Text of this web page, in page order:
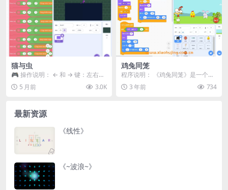
猫与虫
🎮 操作说明： ← 和 → 键：左右移
动 Z 键：跳跃 组合 ← → ↑ ↓ 键...
5 月前 3.0K
鸡兔同笼
程序说明： 《鸡兔同笼》是一个基
于Scratch平台开发的动画教育项
目，旨在通过...
3 年前 734
最新资源
《线性》
《~波浪~》